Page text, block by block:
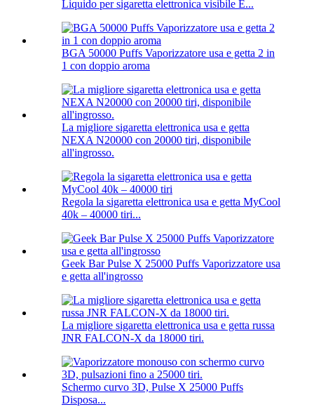
Liquido per sigaretta elettronica visibile E...
BGA 50000 Puffs Vaporizzatore usa e getta 2 in
1 con doppio aroma
La migliore sigaretta elettronica usa e getta
NEXA N20000 con 20000 tiri, disponibile
all'ingrosso.
Regola la sigaretta elettronica usa e getta MyCool
40k – 40000 tiri...
Geek Bar Pulse X 25000 Puffs Vaporizzatore usa
e getta all'ingrosso
La migliore sigaretta elettronica usa e getta russa
JNR FALCON-X da 18000 tiri.
Schermo curvo 3D, Pulse X 25000 Puffs
Disposa...